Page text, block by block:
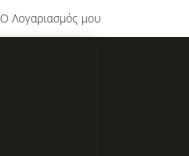
Ο Λογαριασμός μου